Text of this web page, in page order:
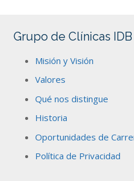
Grupo de Clínicas IDB
Misión y Visión
Valores
Qué nos distingue
Historia
Oportunidades de
Política de Privacidad